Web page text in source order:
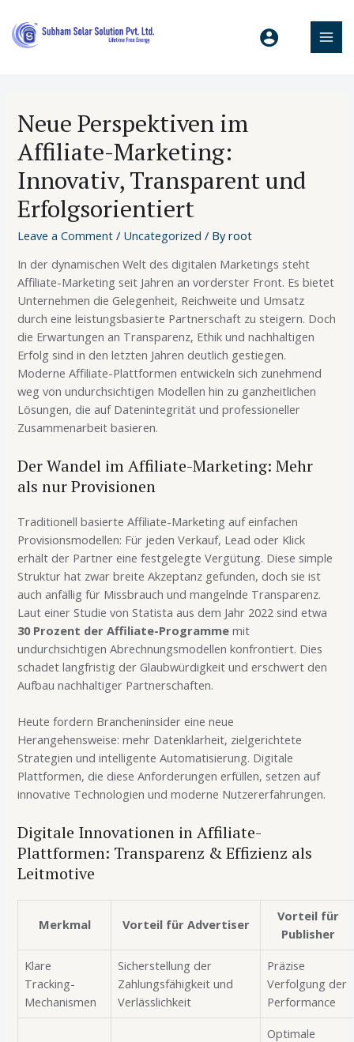
Neue Perspektiven im
Affiliate-Marketing:
Innovativ, Transparent und
Erfolgsorientiert
Leave a Comment / Uncategorized / Byroot
In der dynamischen Welt des digitalen Marketings steht
Affiliate-Marketing seit Jahren an vorderster Front. Es bietet
Unternehmen die Gelegenheit, Reichweite und Umsatz
durch eine leistungsbasierte Partnerschaft zu steigern. Doch
die Erwartungen an Transparenz, Ethik und nachhaltigen
Erfolg sind in den letzten Jahren deutlich gestiegen.
Moderne Affiliate-Plattformen entwickeln sich zunehmend
weg von undurchsichtigen Modellen hin zu ganzheitlichen
Lösungen, die auf Datenintegrität und professioneller
Zusammenarbeit basieren.
Der Wandel im Affiliate-Marketing: Mehr
als nur Provisionen
Traditionell basierte Affiliate-Marketing auf einfachen
Provisionsmodellen: Für jeden Verkauf, Lead oder Klick
erhält der Partner eine festgelegte Vergütung. Diese simple
Struktur hat zwar breite Akzeptanz gefunden, doch sie ist
auch anfällig für Missbrauch und mangelnde Transparenz.
Laut einer Studie von Statista aus dem Jahr 2022 sind etwa
30 Prozent der Affiliate-Programme mit
undurchsichtigen Abrechnungsmodellen konfrontiert. Dies
schadet langfristig der Glaubwürdigkeit und erschwert den
Aufbau nachhaltiger Partnerschaften.
Heute fordern Brancheninsider eine neue
Herangehensweise: mehr Datenklarheit, zielgerichtete
Strategien und intelligente Automatisierung. Digitale
Plattformen, die diese Anforderungen erfüllen, setzen auf
innovative Technologien und moderne Nutzererfahrungen.
Digitale Innovationen in Affiliate-
Plattformen: Transparenz & Effizienz als
Leitmotive
Merkmal Vorteil für Advertiser
Vorteil für
Publisher
Klare
Tracking-
Mechanismen
Sicherstellung der
Zahlungsfähigkeit und
Verlässlichkeit
Präzise
Verfolgung der
Performance
Optimale